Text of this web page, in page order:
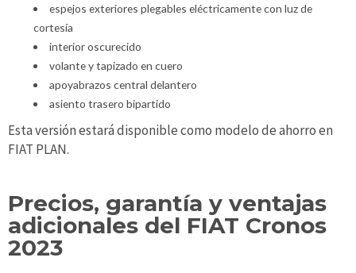
espejos exteriores plegables eléctricamente con luz de
cortesía
interior oscurecido
volante y tapizado en cuero
apoyabrazos central delantero
asiento trasero bipartido
Esta versión estará disponible como modelo de ahorro en
FIAT PLAN.
Precios, garantía y ventajas
adicionales del FIAT Cronos
2023